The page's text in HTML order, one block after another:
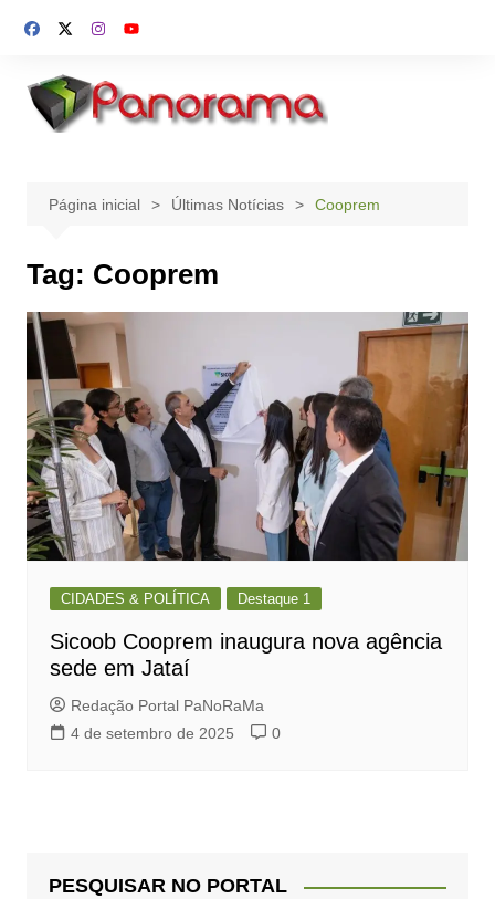
para
conteúdo
Página inicial Últimas Notícias Cooprem
Tag: Cooprem
CIDADES & POLÍTICA Destaque 1
Sicoob Cooprem inaugura nova agência
sede em Jataí
Redação Portal PaNoRaMa
4 de setembro de 2025
0
PESQUISAR NO PORTAL